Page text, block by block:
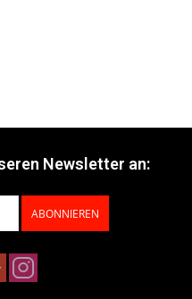
Newsletter an:
ABONNIEREN